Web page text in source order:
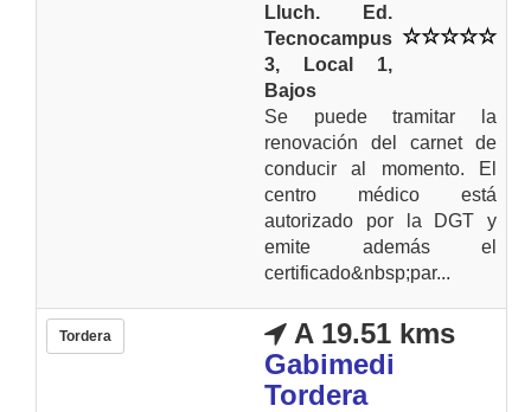
Lluch. Ed.
Tecnocampus
3, Local 1,
Bajos
Se puede tramitar la
renovación del carnet de
conducir al momento. El
centro médico está
autorizado por la DGT y
emite además el
certificado&nbsp;par...
Tordera
A 19.51 kms
Gabimedi
Tordera